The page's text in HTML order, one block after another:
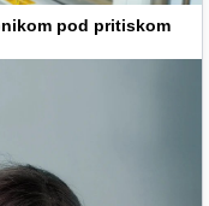
pod pritiskom